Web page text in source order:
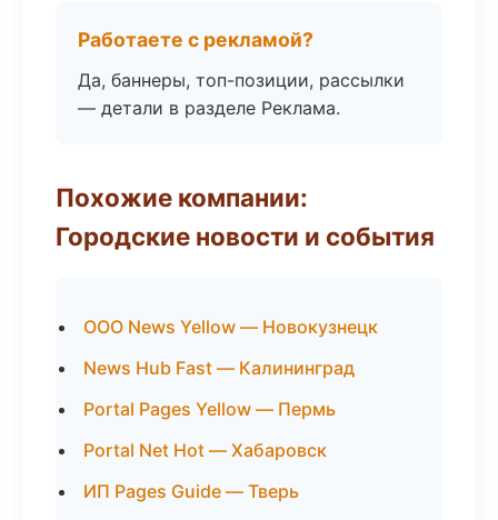
Работаете с рекламой?
Да, баннеры, топ-позиции, рассылки
— детали в разделе Реклама.
Похожие компании:
Городские новости и события
ООО News Yellow — Новокузнецк
News Hub Fast — Калининград
Portal Pages Yellow — Пермь
Portal Net Hot — Хабаровск
ИП Pages Guide — Тверь